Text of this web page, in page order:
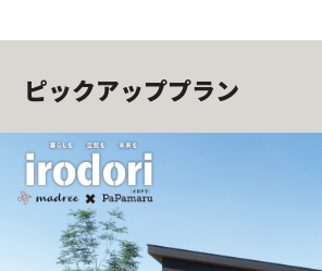
ピックアッププラン